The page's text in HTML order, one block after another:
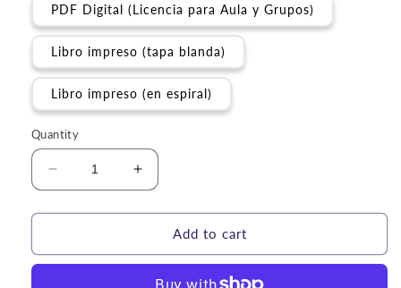
PDF Digital (Licencia para Aula y Grupos)
Libro impreso (tapa blanda)
Libro impreso (en espiral)
Quantity
Decrease
quantity
for
y
Increase
quantity
for
Rompecabezas
y
Add to cart